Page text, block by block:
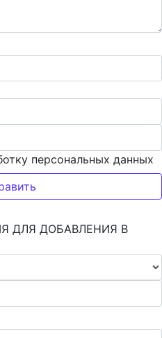
персональных данных
ДЛЯ ДОБАВЛЕНИЯ В